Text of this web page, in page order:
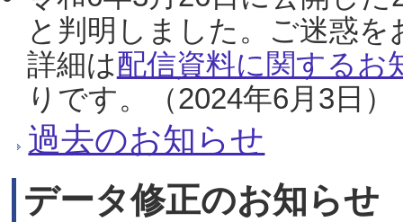
と判明しました。ご迷惑
詳細は配信資料に関するお
りです。（2024年6月3日）
過去のお知らせ
データ修正のお知らせ